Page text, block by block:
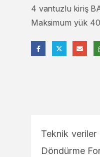
4 vantuzlu kiriş
Maksimum yük
Teknik veriler
Döndürme